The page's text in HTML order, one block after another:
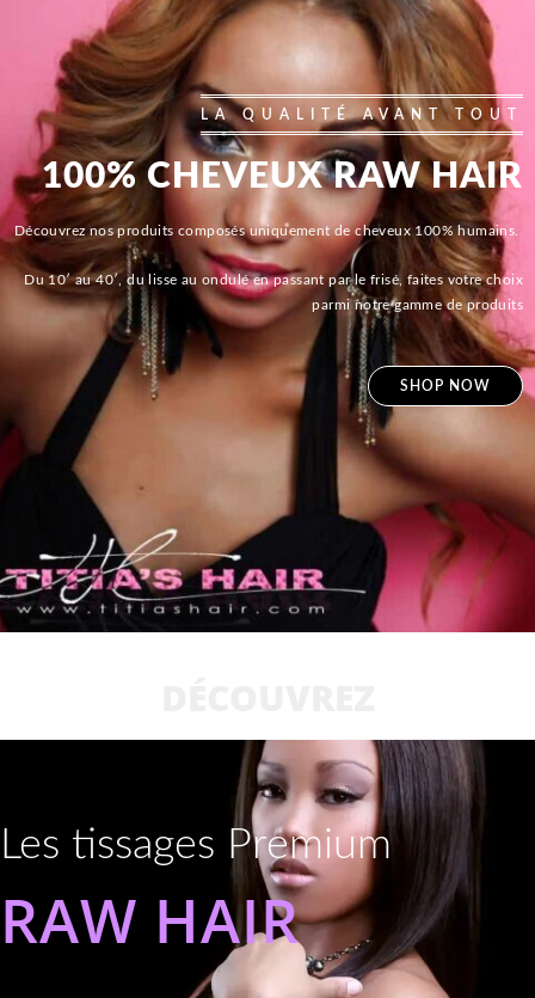
LA QUALITÉ AVANT TOUT
100% CHEVEUX RAW HAIR
Découvrez nos produits composés uniquement de cheveux 100% humains.
Du 10′ au 40′, du lisse au ondulé en passant par le frisé, faites votre choix
parmi notre gamme de produits
SHOP NOW
Les tissages Premium
RAW HAIR